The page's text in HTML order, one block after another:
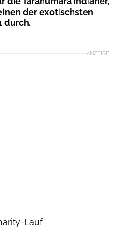
der exotischsten
durch.
ANZEIGE
Lauf